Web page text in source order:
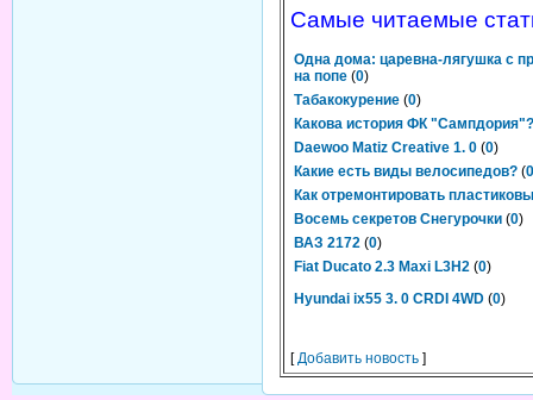
Самые читаемые
Одна дома: царевна-лягушка с
на попе (0)
Табакокурение (0)
Какова история ФК "Сампдория"?
Daewoo Matiz Creative 1. 0 (0)
Какие есть виды велосипедов? (0
Как отремонтировать
Восемь секретов Снегурочки (0)
ВАЗ 2172 (0)
Fiat Ducato 2.3 Maxi L3H2 (0)
Hyundai ix55 3. 0 CRDI 4WD (0)
[Добавить новость ]